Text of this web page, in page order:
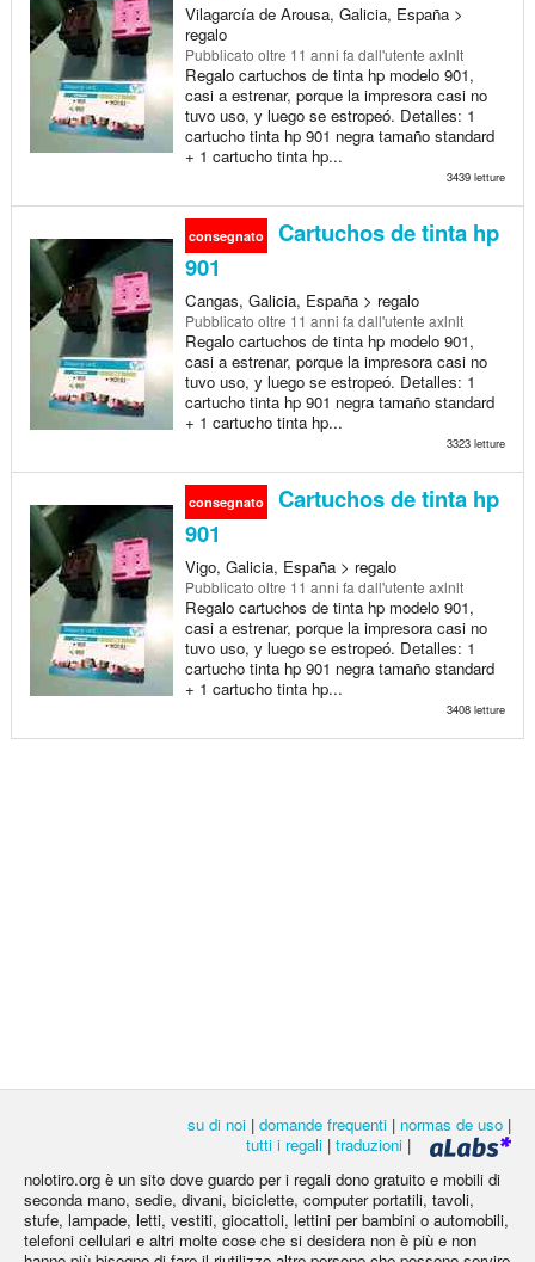
Vilagarcía de Arousa, Galicia, España >
regalo
Pubblicato oltre 11 anni fa dall'utente axlnlt
Regalo cartuchos de tinta hp modelo 901,
casi a estrenar, porque la impresora casi no
tuvo uso, y luego se estropeó. Detalles: 1
cartucho tinta hp 901 negra tamaño standard
+ 1 cartucho tinta hp...
3439 letture
consegnato
Cartuchos de tinta hp
901
Cangas, Galicia, España > regalo
Pubblicato oltre 11 anni fa dall'utente axlnlt
Regalo cartuchos de tinta hp modelo 901,
casi a estrenar, porque la impresora casi no
tuvo uso, y luego se estropeó. Detalles: 1
cartucho tinta hp 901 negra tamaño standard
+ 1 cartucho tinta hp...
3323 letture
consegnato
Cartuchos de tinta hp
901
Vigo, Galicia, España > regalo
Pubblicato oltre 11 anni fa dall'utente axlnlt
Regalo cartuchos de tinta hp modelo 901,
casi a estrenar, porque la impresora casi no
tuvo uso, y luego se estropeó. Detalles: 1
cartucho tinta hp 901 negra tamaño standard
+ 1 cartucho tinta hp...
3408 letture
su di noi | domande frequenti | normas de uso |
tutti i regali | traduzioni |
nolotiro.org è un sito dove guardo per i regali dono gratuito e mobili di
seconda mano, sedie, divani, biciclette, computer portatili, tavoli,
stufe, lampade, letti, vestiti, giocattoli, lettini per bambini o automobili,
telefoni cellulari e altri molte cose che si desidera non è più e non